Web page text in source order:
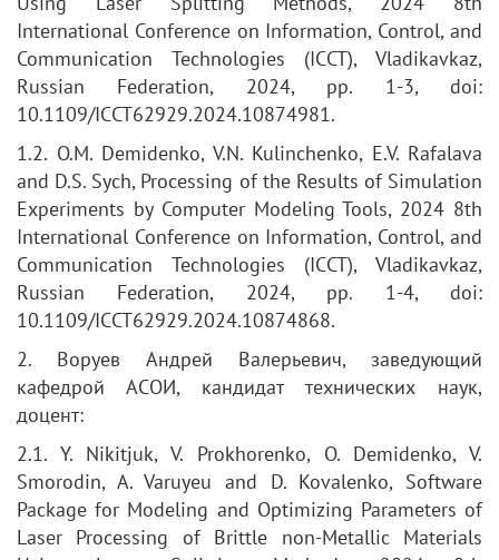
International Conference on Information, Control, and
Communication Technologies (ICCT), Vladikavkaz,
Russian Federation, 2024, pp. 1-3, doi:
10.1109/ICCT62929.2024.10874981.
1.2. O.M. Demidenko, V.N. Kulinchenko, E.V. Rafalava
and D.S. Sych, Processing of the Results of Simulation
Experiments by Computer Modeling Tools, 2024 8th
International Conference on Information, Control, and
Communication Technologies (ICCT), Vladikavkaz,
Russian Federation, 2024, pp. 1-4, doi:
10.1109/ICCT62929.2024.10874868.
2. Воруев Андрей Валерьевич, заведующий
кафедрой АСОИ, кандидат технических наук,
доцент:
2.1. Y. Nikitjuk, V. Prokhorenko, O. Demidenko, V.
Smorodin, A. Varuyeu and D. Kovalenko, Software
Package for Modeling and Optimizing Parameters of
Laser Processing of Brittle non-Metallic Materials